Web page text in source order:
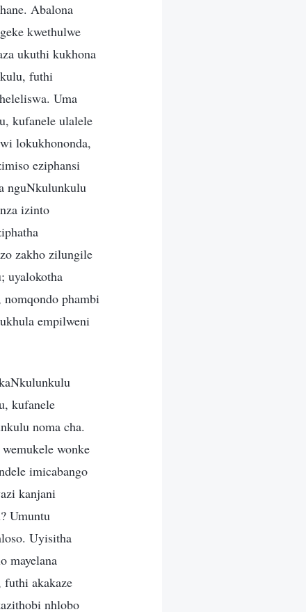
Abalona
kwethulwe
ukuthi kukhona
futhi
Uma
kufanele ulalele
lokukhononda,
eziphansi
nguNkulunkulu
izinto
zakho zilungile
uyalokotha
phambi
empilweni
kufanele
noma cha.
wonke
imicabango
kanjani
Umuntu
Uyisitha
mayelana
futhi akakaze
nhlobo